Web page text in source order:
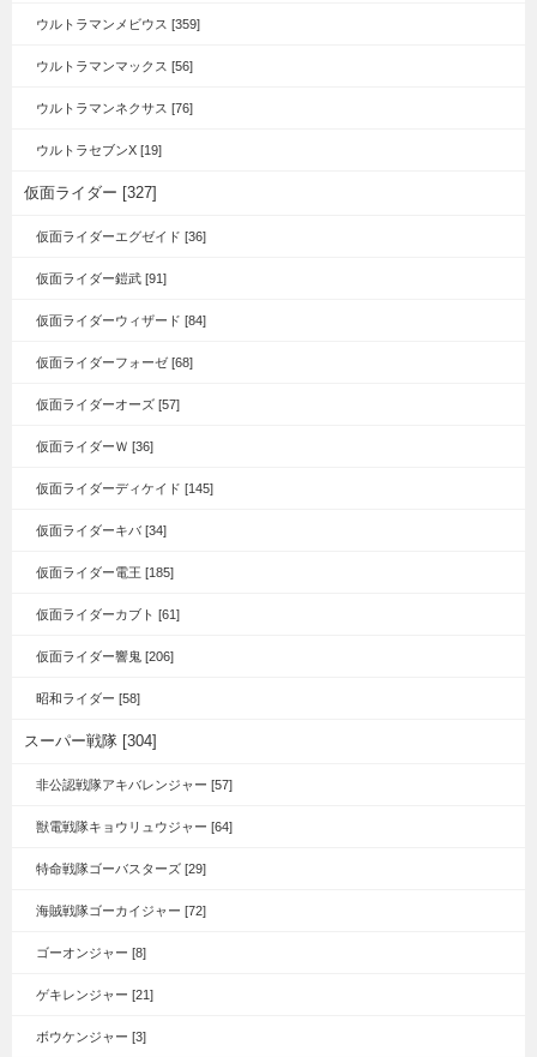
ウルトラマンメビウス [359]
ウルトラマンマックス [56]
ウルトラマンネクサス [76]
ウルトラセブンX [19]
仮面ライダー [327]
仮面ライダーエグゼイド [36]
仮面ライダー鎧武 [91]
仮面ライダーウィザード [84]
仮面ライダーフォーゼ [68]
仮面ライダーオーズ [57]
仮面ライダーＷ [36]
仮面ライダーディケイド [145]
仮面ライダーキバ [34]
仮面ライダー電王 [185]
仮面ライダーカブト [61]
仮面ライダー響鬼 [206]
昭和ライダー [58]
スーパー戦隊 [304]
非公認戦隊アキバレンジャー [57]
獣電戦隊キョウリュウジャー [64]
特命戦隊ゴーバスターズ [29]
海賊戦隊ゴーカイジャー [72]
ゴーオンジャー [8]
ゲキレンジャー [21]
ボウケンジャー [3]